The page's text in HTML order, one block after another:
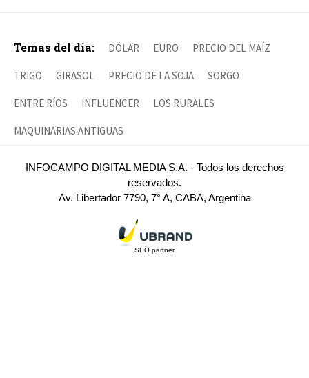
Temas del día: DÓLAR EURO PRECIO DEL MAÍZ
TRIGO GIRASOL PRECIO DE LA SOJA SORGO
ENTRE RÍOS INFLUENCER LOS RURALES
MAQUINARIAS ANTIGUAS
INFOCAMPO DIGITAL MEDIA S.A. - Todos los derechos
reservados.
Av. Libertador 7790, 7° A, CABA, Argentina
SEO partner